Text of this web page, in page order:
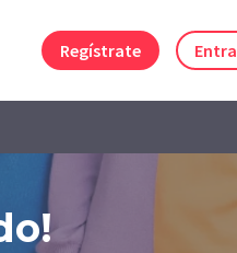
Regístrate Entra